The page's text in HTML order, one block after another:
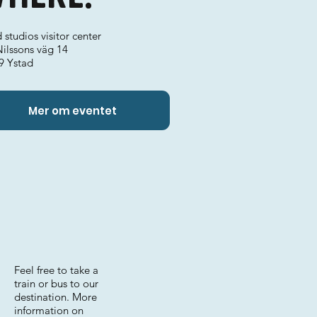
studios visitor center
väg 14
Ystad
Mer om eventet
Feel free to take a
train or bus to our
destination. More
information on